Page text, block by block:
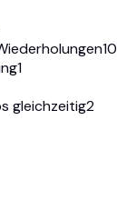
10
1
gleichzeitig2